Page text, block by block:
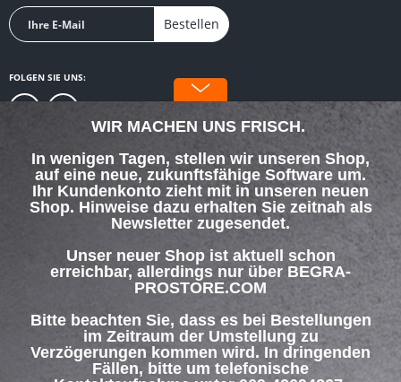
Bestellen
FOLGEN SIE UNS:
WIR MACHEN UNS FRISCH.
In wenigen Tagen, stellen wir unseren Shop,
auf eine neue, zukunftsfähige Software um.
Ihr Kundenkonto zieht mit in unseren neuen
Shop. Hinweise dazu erhalten Sie zeitnah als
Newsletter zugesendet.
Unser neuer Shop ist aktuell schon
erreichbar, allerdings nur über BEGRA-
PROSTORE.COM
Bitte beachten Sie, dass es bei Bestellungen
im Zeitraum der Umstellung zu
Verzögerungen kommen wird. In dringenden
Fällen, bitte um telefonische
SERVICE HOTLINE
INFORMATIONEN
Über uns Hilfe / Support Kontakt